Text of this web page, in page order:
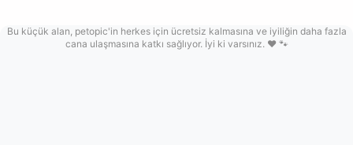
Bu küçük alan, petopic'in herkes için ücretsiz kalmasına ve iyiliğin daha fazla
cana ulaşmasına katkı sağlıyor. İyi ki varsınız. ❤️ 🐾